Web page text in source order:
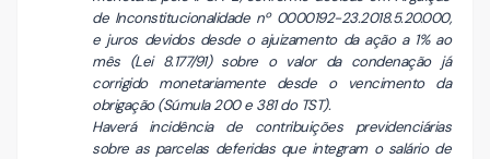
de Inconstitucionalidade nº 0000192-23.2018.5.20.000,
e juros devidos desde o ajuizamento da ação a 1% ao
mês (Lei 8.177/91) sobre o valor da condenação já
corrigido monetariamente desde o vencimento da
obrigação (Súmula 200 e 381 do TST).
Haverá incidência de contribuições previdenciárias
sobre as parcelas deferidas que integram o salário de